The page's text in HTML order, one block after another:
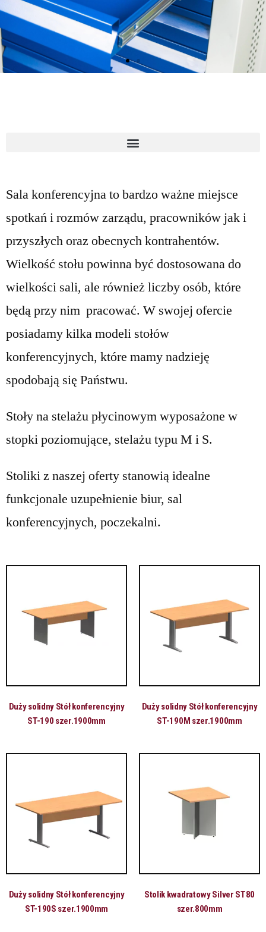
Sala konferencyjna to bardzo ważne miejsce
spotkań i rozmów zarządu, pracowników jak i
przyszłych oraz obecnych kontrahentów.
Wielkość stołu powinna być dostosowana do
wielkości sali, ale również liczby osób, które
będą przy nim pracować. W swojej ofercie
posiadamy kilka modeli stołów
konferencyjnych, które mamy nadzieję
spodobają się Państwu.
Stoły na stelażu płycinowym wyposażone w
stopki poziomujące, stelażu typu M i S.
Stoliki z naszej oferty stanowią idealne
funkcjonale uzupełnienie biur, sal
konferencyjnych, poczekalni.
Duży solidny Stół konferencyjny
ST-190 szer.1900mm
Duży solidny Stół konferencyjny
ST-190M szer.1900mm
Duży solidny Stół konferencyjny
ST-190S szer.1900mm
Stolik kwadratowy Silver ST80
szer.800mm